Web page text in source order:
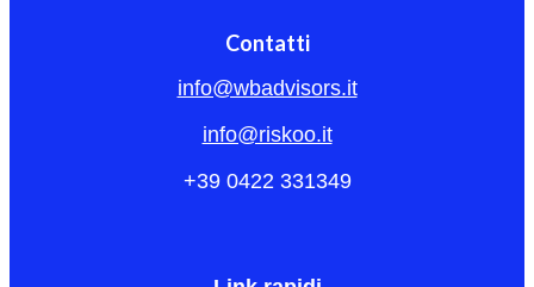
Contatti
info@wbadvisors.it
info@riskoo.it
+39 0422 331349